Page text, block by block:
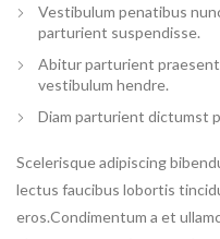
Vestibulum penatibus
parturient suspendisse.
Abitur parturient praesent
vestibulum hendre.
Diam parturient dictumst
Scelerisque adipiscing
lectus faucibus lobortis
eros.Condimentum a et